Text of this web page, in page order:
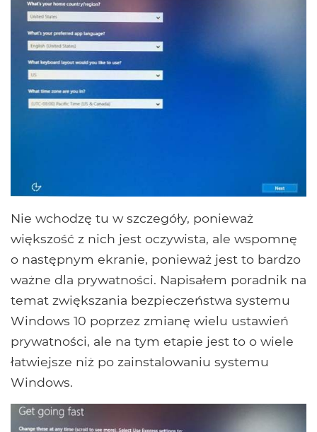
Nie wchodzę tu w szczegóły, ponieważ
większość z nich jest oczywista, ale wspomnę
o następnym ekranie, ponieważ jest to bardzo
ważne dla prywatności. Napisałem poradnik na
temat zwiększania bezpieczeństwa systemu
Windows 10 poprzez zmianę wielu ustawień
prywatności, ale na tym etapie jest to o wiele
łatwiejsze niż po zainstalowaniu systemu
Windows.